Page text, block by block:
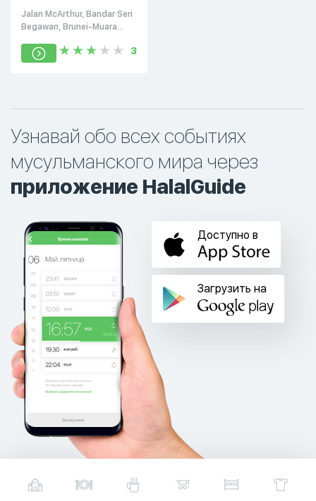
Jalan McArthur, Bandar Seri
Begawan, Brunei-Muara
3
Узнавай обо всех событиях
мусульманского мира через
приложение HalalGuide
Доступно в
Загрузить на